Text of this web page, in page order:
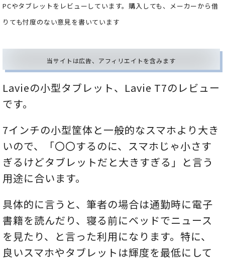
PCやタブレットをレビューしています。購入しても、メーカーから借
りても忖度のない意見を書いています
当サイトは広告、アフィリエイトを含みます
Lavieの小型タブレット、Lavie T7のレビュー
です。
7インチの小型筐体と一般的なスマホより大き
いので、「〇〇するのに、スマホじゃ小さす
ぎるけどタブレットだと大きすぎる」と言う
用途に合います。
具体的に言うと、筆者の場合は通勤時に電子
書籍を読んだり、寝る前にベッドでニュース
を見たり、と言った利用になります。特に、
良いスマホやタブレットは輝度を最低にして